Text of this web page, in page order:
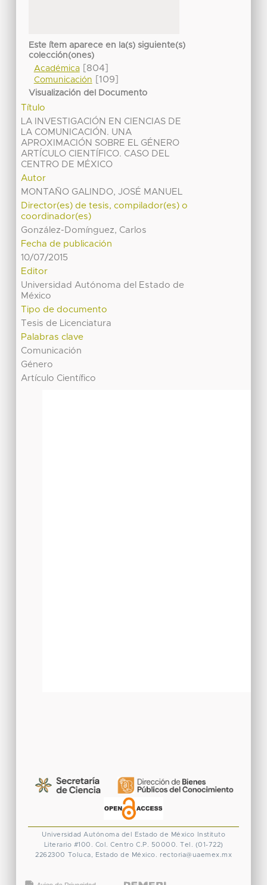
Este ítem aparece en la(s) siguiente(s)
colección(ones)
Académica[804]
Comunicación [109]
Visualización del Documento
Título
LA INVESTIGACIÓN EN CIENCIAS DE
LA COMUNICACIÓN. UNA
APROXIMACIÓN SOBRE EL GÉNERO
ARTÍCULO CIENTÍFICO. CASO DEL
CENTRO DE MÉXICO
Autor
MONTAÑO GALINDO, JOSÉ MANUEL
Director(es) de tesis, compilador(es) o
coordinador(es)
González-Domínguez, Carlos
Fecha de publicación
10/07/2015
Editor
Universidad Autónoma del Estado de
México
Tipo de documento
Tesis de Licenciatura
Palabras clave
Comunicación
Género
Artículo Científico
Universidad Autónoma del Estado de México
Instituto
Literario #100. Col. Centro C.P. 50000. Tel. (01-722)
2262300 Toluca, Estado de México. rectoria@uaemex.mx